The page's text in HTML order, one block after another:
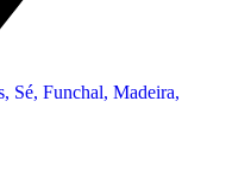
Sé, Funchal, Madeira,